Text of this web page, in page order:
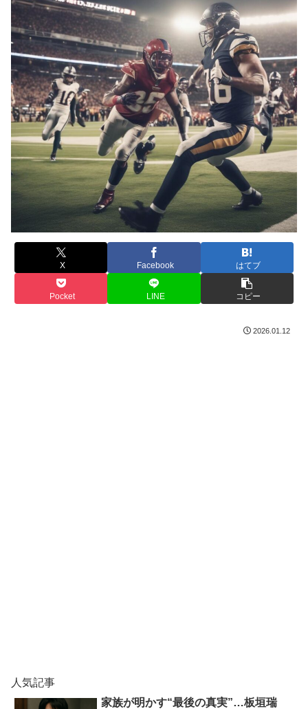
X Facebook はてブ
Pocket LINE コピー
2026.01.12
人気記事
家族が明かす“最後の真実”…板垣瑞